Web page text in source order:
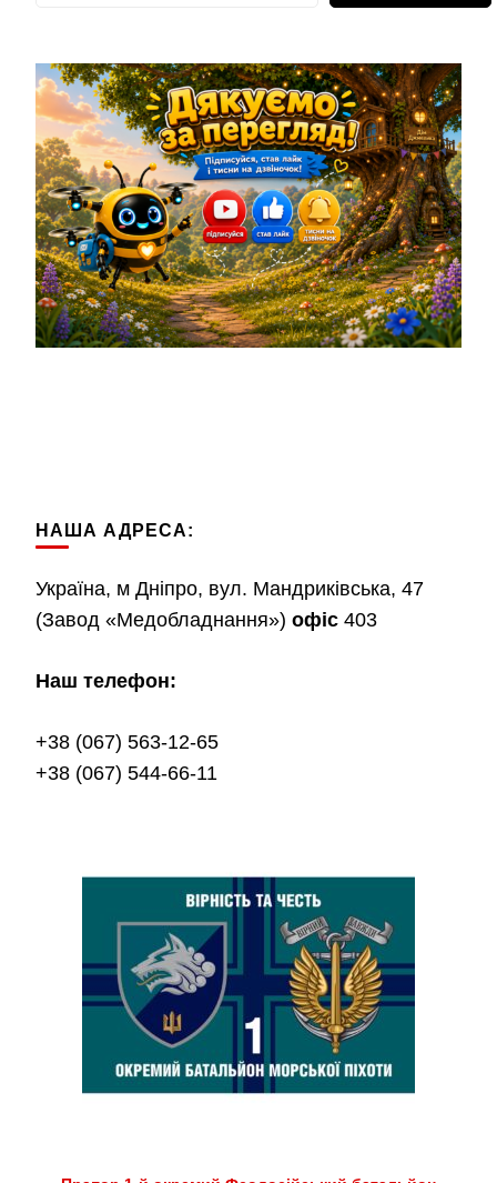
НАША АДРЕСА:
Україна, м Дніпро, вул. Мандриківська, 47
(Завод «Медобладнання») офіс 403
Наш телефон:
+38 (067) 563-12-65
+38 (067) 544-66-11